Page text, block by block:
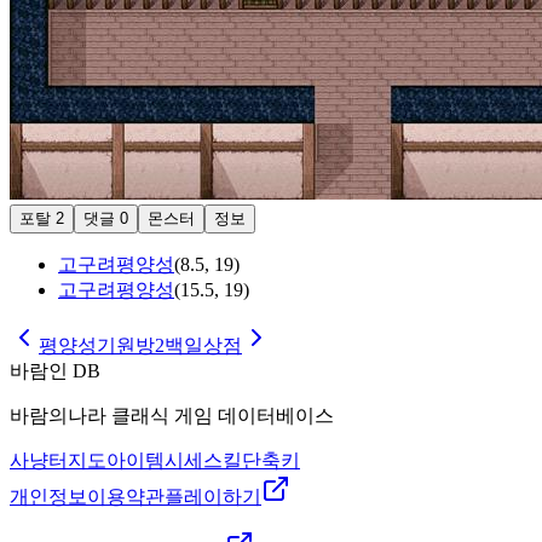
포탈 2 댓글 0 몬스터 정보
고구려평양성(8.5, 19)
고구려평양성(15.5, 19)
평양성기원방2백일상점
바람인 DB
바람의나라 클래식 게임 데이터베이스
사냥터 지도아이템시세 스킬단축키
개인정보 이용약관플레이하기